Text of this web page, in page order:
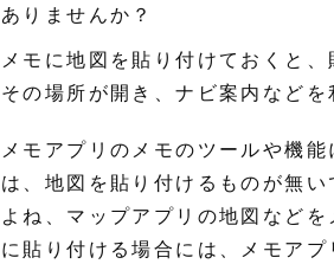
ありませんか？
メモに地図を貼り付けておくと
その場所が開き、ナビ案内などを
メモアプリのメモのツールや機能
は、地図を貼り付けるものが無い
よね、マップアプリの地図などを
に貼り付ける場合には、メモアプ